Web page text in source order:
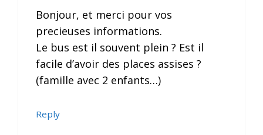
Bonjour, et merci pour vos
precieuses informations.
Le bus est il souvent plein ? Est il
facile d’avoir des places assises ?
(famille avec 2 enfants…)
Reply